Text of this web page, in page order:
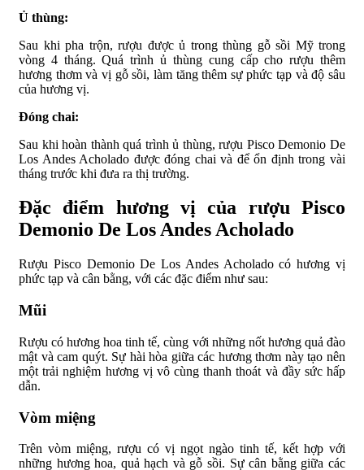
Ủ thùng:
Sau khi pha trộn, rượu được ủ trong thùng gỗ sồi Mỹ trong
vòng 4 tháng. Quá trình ủ thùng cung cấp cho rượu thêm
hương thơm và vị gỗ sồi, làm tăng thêm sự phức tạp và độ sâu
của hương vị.
Đóng chai:
Sau khi hoàn thành quá trình ủ thùng, rượu Pisco Demonio De
Los Andes Acholado được đóng chai và để ổn định trong vài
tháng trước khi đưa ra thị trường.
Đặc điểm hương vị của rượu Pisco
Demonio De Los Andes Acholado
Rượu Pisco Demonio De Los Andes Acholado có hương vị
phức tạp và cân bằng, với các đặc điểm như sau:
Mũi
Rượu có hương hoa tinh tế, cùng với những nốt hương quả đào
mật và cam quýt. Sự hài hòa giữa các hương thơm này tạo nên
một trải nghiệm hương vị vô cùng thanh thoát và đầy sức hấp
dẫn.
Vòm miệng
Trên vòm miệng, rượu có vị ngọt ngào tinh tế, kết hợp với
những hương hoa, quả hạch và gỗ sồi. Sự cân bằng giữa các